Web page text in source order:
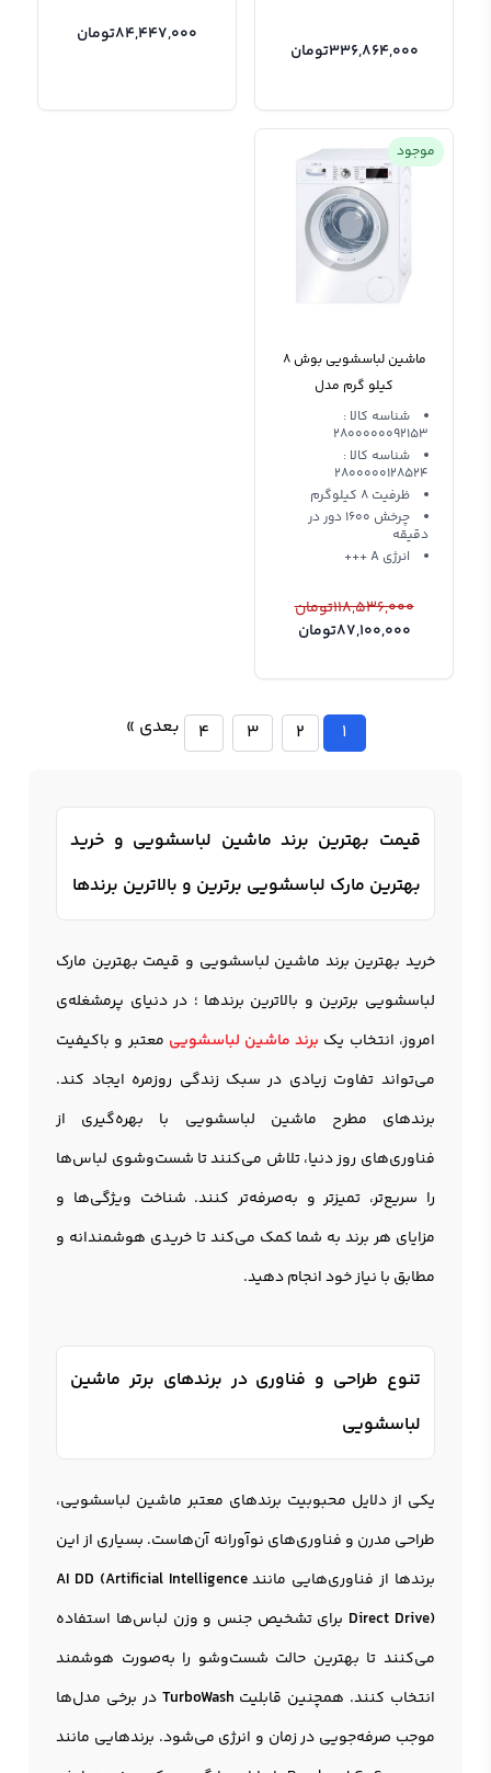
336,864,000تومان
84,447,000تومان
موجود
ماشین لباسشویی بوش 8
کیلو گرم مدل
WAW324DE
شناسه کالا :
2800000092153
شناسه کالا :
2800000128524
ظرفیت 8 کیلوگرم
چرخش 1600 دور در
دقیقه
انرژی A +++
87,100,000تومان
118,536,000تومان
1
2
3
4 بعدی »
قیمت بهترین برند ماشین لباسشویی و خرید
بهترین مارک لباسشویی برترین و بالاترین برندها
خرید بهترین برند ماشین لباسشویی و قیمت بهترین مارک
لباسشویی برترین و بالاترین برندها ؛ در دنیای پرمشغله‌ی
امروز، انتخاب یک برند ماشین لباسشویی معتبر و باکیفیت
می‌تواند تفاوت زیادی در سبک زندگی روزمره ایجاد کند.
برندهای مطرح ماشین لباسشویی با بهره‌گیری از
فناوری‌های روز دنیا، تلاش می‌کنند تا شست‌وشوی لباس‌ها
را سریع‌تر، تمیزتر و به‌صرفه‌تر کنند. شناخت ویژگی‌ها و
مزایای هر برند به شما کمک می‌کند تا خریدی هوشمندانه و
مطابق با نیاز خود انجام دهید.
تنوع طراحی و فناوری در برندهای برتر ماشین
لباسشویی
یکی از دلایل محبوبیت برندهای معتبر ماشین لباسشویی،
طراحی مدرن و فناوری‌های نوآورانه آن‌هاست. بسیاری از این
برندها از فناوری‌هایی مانندAI DD (Artificial Intelligence
Direct Drive) برای تشخیص جنس و وزن لباس‌ها استفاده
می‌کنند تا بهترین حالت شست‌وشو را به‌صورت هوشمند
انتخاب کنند. همچنین قابلیت TurboWash در برخی مدل‌ها
موجب صرفه‌جویی در زمان و انرژی می‌شود. برندهایی مانند